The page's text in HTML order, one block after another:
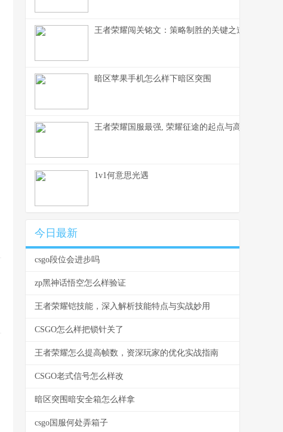
王者荣耀闯关铭文：策略制胜的关键之道
暗区苹果手机怎么样下暗区突围
王者荣耀国服最强, 荣耀征途的起点与高峰
1v1何意思光遇
今日最新
csgo段位会进步吗
zp黑神话悟空怎么样验证
王者荣耀铠技能，深入解析技能特点与实战妙用
CSGO怎么样把锁针关了
王者荣耀怎么提高帧数，资深玩家的优化实战指南
CSGO老式信号怎么样改
暗区突围暗安全箱怎么样拿
csgo国服何处弄箱子